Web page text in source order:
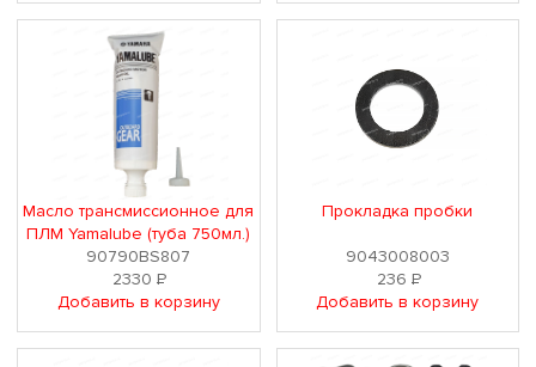
Масло трансмиссионное для
ПЛМ Yamalube (туба 750мл.)
90790BS807
2330Р
Добавить в корзину
Прокладка пробки
9043008003
236 Р
Добавить в корзину